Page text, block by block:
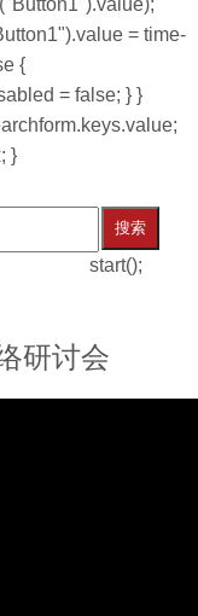
= time-
{
= false; } }
}
搜索
start();
研讨会